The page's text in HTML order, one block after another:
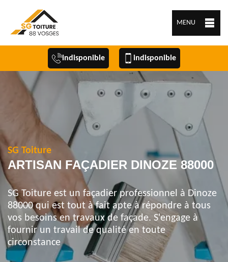
MENU
indisponible indisponible
SG Toiture
ARTISAN FAÇADIER DINOZE 88000
SG Toiture est un façadier professionnel à Dinoze
88000 qui est tout à fait apte à répondre à tous
vos besoins en travaux de façade. S'engage à
fournir un travail de qualité en toute
circonstance